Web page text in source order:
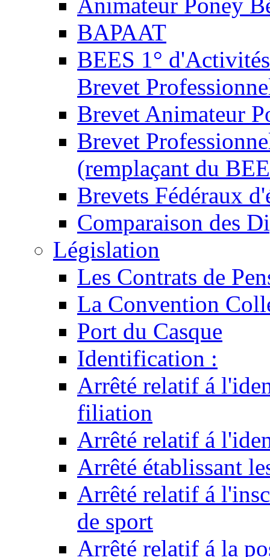
BAPAAT
BEES 1°
Brevet
Brevet Animateur
Brevet
(remplaçant du
Brevets Fédéraux
Comparaison des
Législation
Les Contrats de
La Convention
Port du Casque
Identification :
Arrêté relatif á
filiation
Arrêté relatif á
Arrêté établissant
Arrêté relatif á
de sport
Arrêté relatif á la